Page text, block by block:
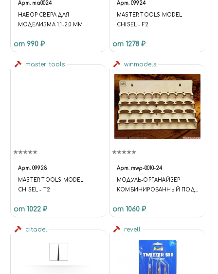
Арт. ma0024
НАБОР СВЕРЛ ДЛЯ
МОДЕЛИЗМА 1.1-2.0 ММ
от 990 ₽
Арт. 09924
MASTER TOOLS MODEL
CHISEL - F2
от 1278 ₽
master tools
Арт. 09928
MASTER TOOLS MODEL
CHISEL - T2
от 1022 ₽
winmodels
Арт. mwp-0010-24
МОДУЛЬ-ОРГАНАЙЗЕР
КОМБИНИРОВАННЫЙ ПОД
TAMIYA ЭМАЛЬ
от 1060 ₽
citadel revell